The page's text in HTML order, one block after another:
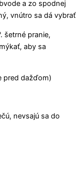
a zo spodnej
vnútro sa dá vybrať
šetrné pranie,
aby sa
pred dažďom)
nevsajú sa do